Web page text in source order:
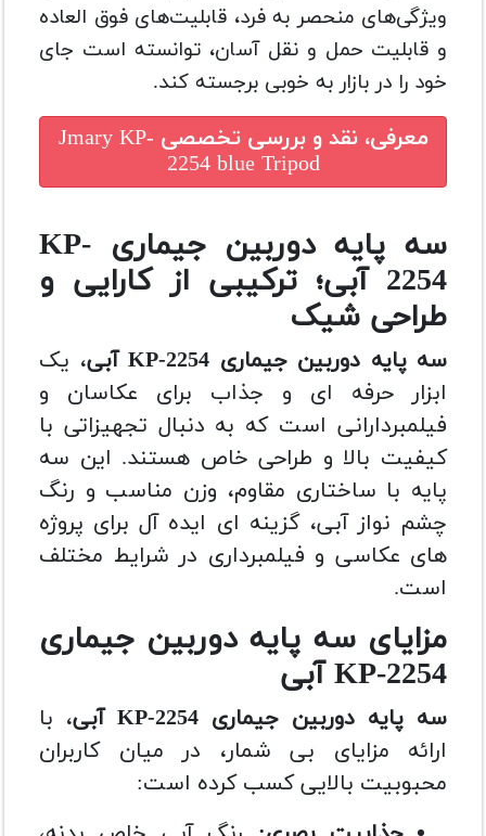
ویژگی‌های منحصر به فرد، قابلیت‌های فوق العاده
و قابلیت حمل و نقل آسان، توانسته است جای
خود را در بازار به خوبی برجسته کند.
معرفی، نقد و بررسی تخصصی Jmary KP-
2254 blue Tripod
سه پایه دوربین جیماری KP-
2254 آبی؛ ترکیبی از کارایی و
طراحی شیک
سه پایه دوربین جیماری KP-2254 آبی
، یک
ابزار حرفه ای و جذاب برای عکاسان و
فیلمبردارانی است که به دنبال تجهیزاتی با
کیفیت بالا و طراحی خاص هستند. این سه
پایه با ساختاری مقاوم، وزن مناسب و رنگ
چشم نواز آبی، گزینه ای ایده آل برای پروژه
های عکاسی و فیلمبرداری در شرایط مختلف
است.
مزایای سه پایه دوربین جیماری
KP-2254 آبی
سه پایه دوربین جیماری KP-2254 آبی
، با
ارائه مزایای بی شمار، در میان کاربران
محبوبیت بالایی کسب کرده است: